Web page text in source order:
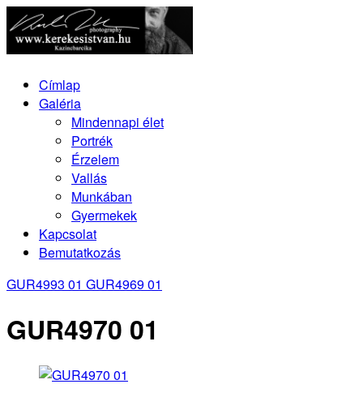
Címlap
Galéria
Mindennapi élet
Portrék
Érzelem
Vallás
Munkában
Gyermekek
Kapcsolat
Bemutatkozás
GUR4993 01 GUR4969 01
GUR4970 01